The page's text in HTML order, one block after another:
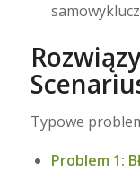
Typowe
Problem 1: